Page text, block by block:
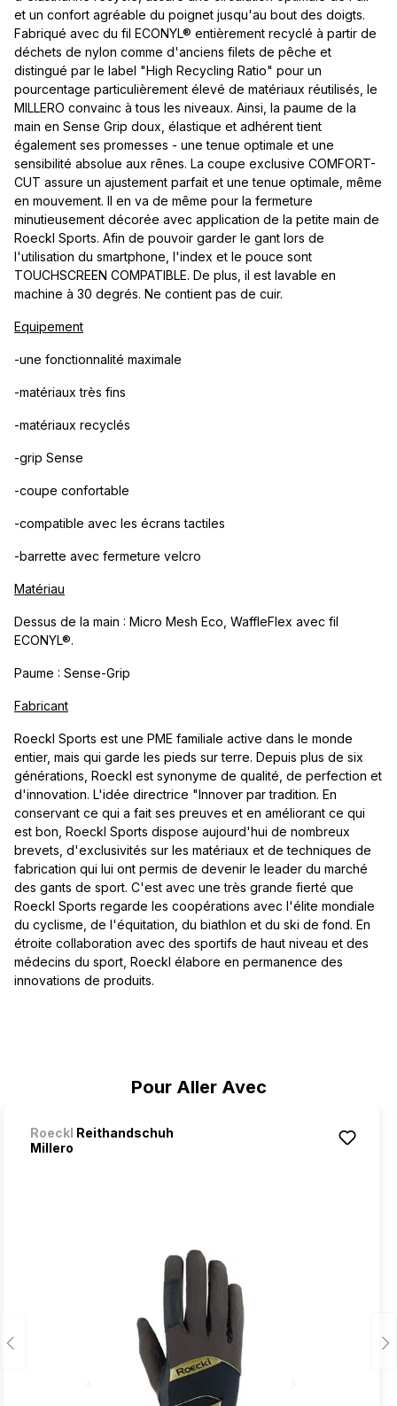
Pour Aller Avec
Roeckl Reithandschuh
Millero
et un confort agréable du poignet jusqu'au bout des doigts.
Fabriqué avec du fil ECONYL® entièrement recyclé à partir de
déchets de nylon comme d'anciens filets de pêche et
distingué par le label "High Recycling Ratio" pour un
pourcentage particulièrement élevé de matériaux réutilisés, le
MILLERO convainc à tous les niveaux. Ainsi, la paume de la
main en Sense Grip doux, élastique et adhérent tient
également ses promesses - une tenue optimale et une
sensibilité absolue aux rênes. La coupe exclusive COMFORT-
CUT assure un ajustement parfait et une tenue optimale, même
en mouvement. Il en va de même pour la fermeture
minutieusement décorée avec application de la petite main de
Roeckl Sports. Afin de pouvoir garder le gant lors de
l'utilisation du smartphone, l'index et le pouce sont
TOUCHSCREEN COMPATIBLE. De plus, il est lavable en
machine à 30 degrés. Ne contient pas de cuir.
Equipement
-une fonctionnalité maximale
-matériaux très fins
-matériaux recyclés
-grip Sense
-coupe confortable
-compatible avec les écrans tactiles
-barrette avec fermeture velcro
Matériau
Dessus de la main : Micro Mesh Eco, WaffleFlex avec fil
ECONYL®.
Paume : Sense-Grip
Fabricant
Roeckl Sports est une PME familiale active dans le monde
entier, mais qui garde les pieds sur terre. Depuis plus de six
générations, Roeckl est synonyme de qualité, de perfection et
d'innovation. L'idée directrice "Innover par tradition. En
conservant ce qui a fait ses preuves et en améliorant ce qui
est bon, Roeckl Sports dispose aujourd'hui de nombreux
brevets, d'exclusivités sur les matériaux et de techniques de
fabrication qui lui ont permis de devenir le leader du marché
des gants de sport. C'est avec une très grande fierté que
Roeckl Sports regarde les coopérations avec l'élite mondiale
du cyclisme, de l'équitation, du biathlon et du ski de fond. En
étroite collaboration avec des sportifs de haut niveau et des
médecins du sport, Roeckl élabore en permanence des
innovations de produits.